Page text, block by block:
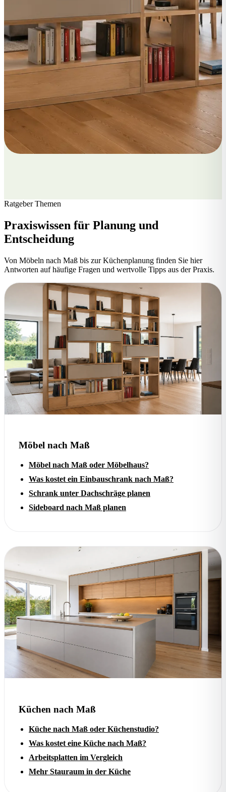
Ratgeber Themen
Praxiswissen für Planung und
Entscheidung
Von Möbeln nach Maß bis zur Küchenplanung finden Sie hier
Antworten auf häufige Fragen und wertvolle Tipps aus der Praxis.
Möbel nach Maß
Möbel nach Maß oder Möbelhaus?
Was kostet ein Einbauschrank nach Maß?
Schrank unter Dachschräge planen
Sideboard nach Maß planen
Küchen nach Maß
Küche nach Maß oder Küchenstudio?
Was kostet eine Küche nach Maß?
Arbeitsplatten im Vergleich
Mehr Stauraum in der Küche